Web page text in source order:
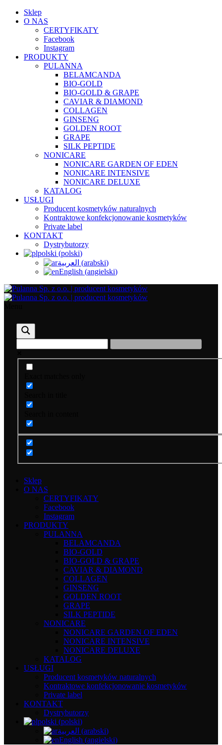
Sklep
O NAS
CERTYFIKATY
Facebook
Instagram
PRODUKTY
PULANNA
BELAMCANDA
BIO-GOLD
BIO-GOLD & GRAPE
CAVIAR & DIAMOND
COLLAGEN
GINSENG
GOLDEN ROOT
GRAPE
SILK PEPTIDE
NONICARE
NONICARE GARDEN OF EDEN
NONICARE INTENSIVE
NONICARE DELUXE
KATALOG
USŁUGI
Producent kosmetyków naturalnych
Kontraktowe konfekcjonowanie kosmetyków
Private label
KONTAKT
Dystrybutorzy
polski (polski)
العربية (arabski)
English (angielski)
Sklep
O NAS
CERTYFIKATY
Facebook
Instagram
PRODUKTY
PULANNA
BELAMCANDA
BIO-GOLD
BIO-GOLD & GRAPE
CAVIAR & DIAMOND
COLLAGEN
GINSENG
GOLDEN ROOT
GRAPE
SILK PEPTIDE
NONICARE
NONICARE GARDEN OF EDEN
NONICARE INTENSIVE
NONICARE DELUXE
KATALOG
USŁUGI
Producent kosmetyków naturalnych
Kontraktowe konfekcjonowanie kosmetyków
Private label
KONTAKT
Dystrybutorzy
polski (polski)
العربية (arabski)
English (angielski)